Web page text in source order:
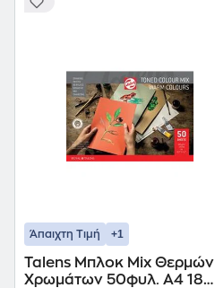
Άπαιχτη Τιμή +1
Talens Μπλοκ Mix Θερμών
Χρωμάτων 50φυλ. Α4 180